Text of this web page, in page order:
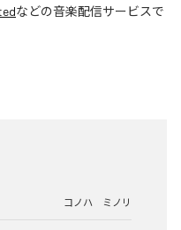
などの音楽配信サービスで
コノハ ミノリ